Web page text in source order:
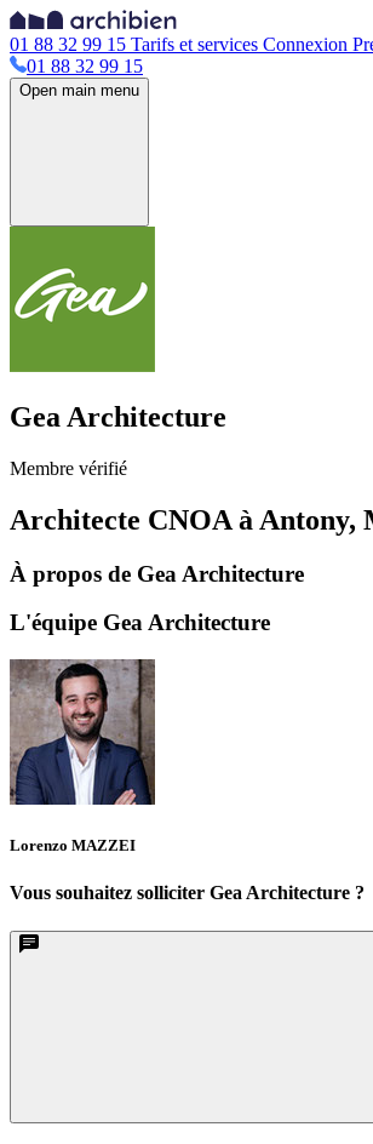
01 88 32 99 15 Tarifs et services Connexion
01 88 32 99 15
Open main menu
Gea Architecture
Membre vérifié
Architecte CNOA à Antony,
À propos de Gea Architecture
L'équipe Gea Architecture
Lorenzo MAZZEI
Vous souhaitez solliciter Gea Architecture ?